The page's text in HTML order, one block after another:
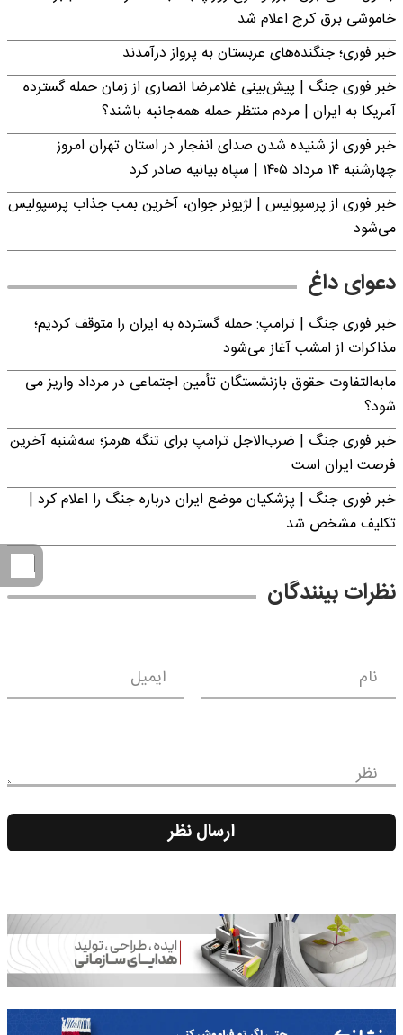
خاموشی برق کرج اعلام شد
خبر فوری؛ جنگنده‌های عربستان به پرواز درآمدند
خبر فوری جنگ | پیش‌بینی غلامرضا انصاری از زمان حمله گسترده
آمریکا به ایران | مردم منتظر حمله همه‌جانبه باشند؟
خبر فوری از شنیده شدن صدای انفجار در استان تهران امروز
چهارشنبه ۱۴ مرداد ۱۴۰۵ | سپاه بیانیه صادر کرد
خبر فوری از پرسپولیس | لژیونر جوان، آخرین بمب جذاب پرسپولیس
می‌شود
دعوای داغ
خبر فوری جنگ | ترامپ: حمله گسترده به ایران را متوقف کردیم؛
مذاکرات از امشب آغاز می‌شود
مابه‌التفاوت حقوق بازنشستگان تأمین اجتماعی در مرداد واریز می
شود؟
خبر فوری جنگ | ضرب‌الاجل ترامپ برای تنگه هرمز؛ سه‌شنبه آخرین
فرصت ایران است
خبر فوری جنگ | پزشکیان موضع ایران درباره جنگ را اعلام کرد |
تکلیف مشخص شد
نظرات بینندگان
نام ایمیل
نظر
ارسال نظر